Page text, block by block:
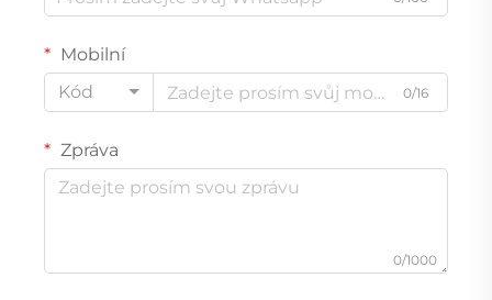
Mobilní
Kód
0/16
Zpráva
0/1000